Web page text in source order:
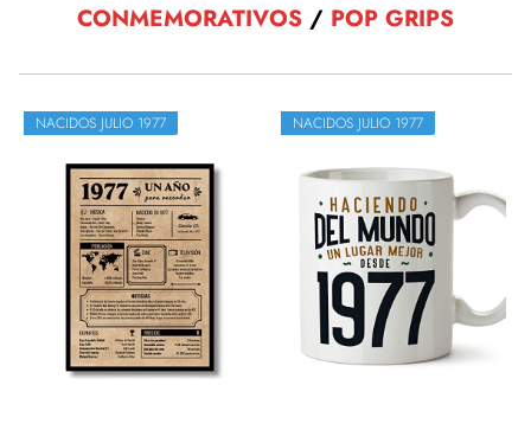
CONMEMORATIVOS / POP GRIPS
NACIDOS JULIO 1977 NACIDOS JULIO 1977